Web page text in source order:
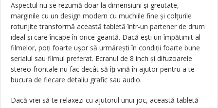
Aspectul nu se rezumă doar la dimensiuni şi greutate,
marginile cu un design modern cu muchiile fine şi colţurile
rotunjite transformă această tabletă într-un partener de drum
ideal şi care încape în orice geantă. Dacă eşti un împătimit al
filmelor, poţi foarte uşor să urmăreşti în condiţii foarte bune
serialul sau filmul preferat. Ecranul de 8 inch şi difuzoarele
stereo frontale nu fac decât să îţi vină în ajutor pentru a te
bucura de fiecare detaliu grafic sau audio.
Dacă vrei să te relaxezi cu ajutorul unui joc, această tabletă